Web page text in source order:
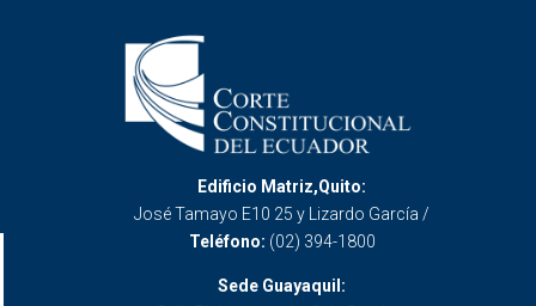
Edificio Matriz,Quito:
José Tamayo E10 25 y Lizardo García /
Teléfono: (02) 394-1800
Sede Guayaquil: